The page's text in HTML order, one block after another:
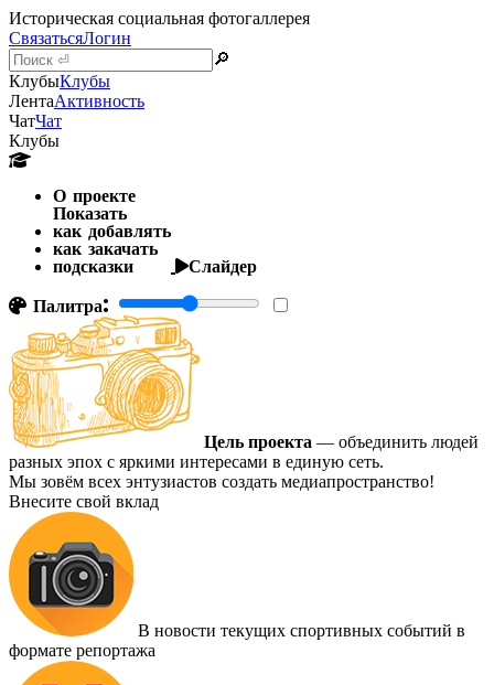
Историческая социальная фотогаллерея
СвязатьсяЛогин
🔎
КлубыКлубы
ЛентаАктивность
ЧатЧат
Клубы
О проекте
Показать
как добавлять
как закачать
подсказки
Слайдер
Палитра:
Цель проекта — объединить людей
разных эпох с яркими интересами в единую сеть.
Мы зовём всех энтузиастов создать медиапространство!
Внесите свой вклад
В новости текущих спортивных событий в
формате репортажа